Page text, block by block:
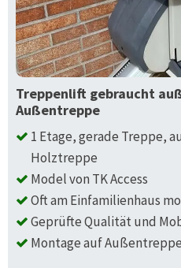
Treppenlift gebraucht
Außentreppe
1 Etage, gerade Treppe,
Holztreppe
Model von TK Access
Oft am Einfamilienhaus
Geprüfte Qualität und
Montage auf Außentreppe